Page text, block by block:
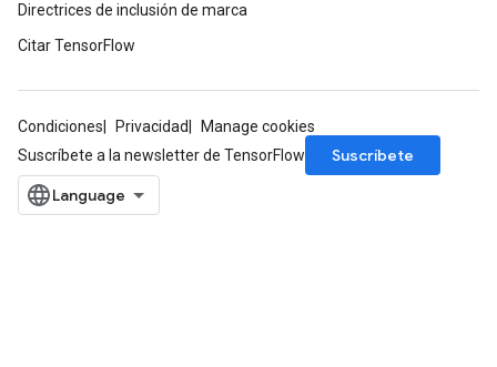
Directrices de inclusión de marca
Citar TensorFlow
Condiciones Privacidad
Manage cookies
Suscríbete a la newsletter de TensorFlow
Suscríbete